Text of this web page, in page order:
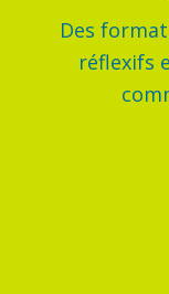
Des
réflexifs